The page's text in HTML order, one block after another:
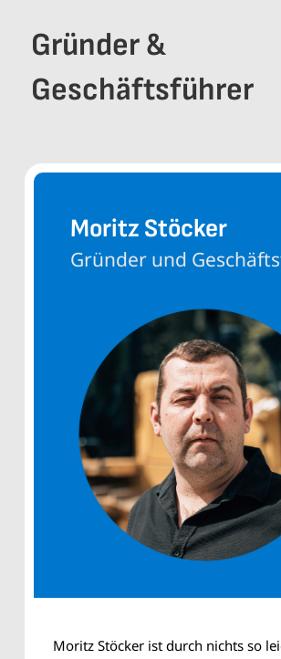
Gründer &
Geschäftsführer
Moritz Stöcker
Gründer und
Moritz Stöcker ist durch nichts so